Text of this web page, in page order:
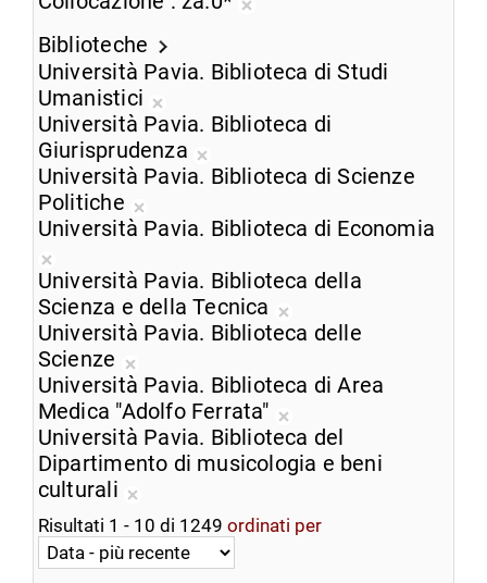
dalla
corrente
ricerca
Biblioteche
Università Pavia. Biblioteca di Studi
Umanistici
Rimuovi
dalla
ricerca
Università Pavia. Biblioteca di
Giurisprudenza
Rimuovi
ricerca
Università Pavia. Biblioteca di Scienze
Politiche
Rimuovi
ricerca
corrente
Università Pavia. Biblioteca di Economia
Rimuovi
dalla
ricerca
corrente
Università Pavia. Biblioteca della
Scienza e della Tecnica
Rimuovi
ricerca
corrente
Università Pavia. Biblioteca delle
Scienze
Rimuovi
dalla
ricerca
corrente
Università Pavia. Biblioteca di Area
Medica "Adolfo Ferrata"
Rimuovi
dalla
corrente
Università Pavia. Biblioteca del
Dipartimento di musicologia e beni
culturali
Rimuovi
dalla
ricerca
Risultati 1 - 10 di 1249 ordinati per